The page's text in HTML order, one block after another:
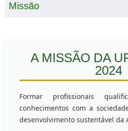
Missão
A MISSÃO DA
2024
Formar profissionais
conhecimentos com a
desenvolvimento sustentável da